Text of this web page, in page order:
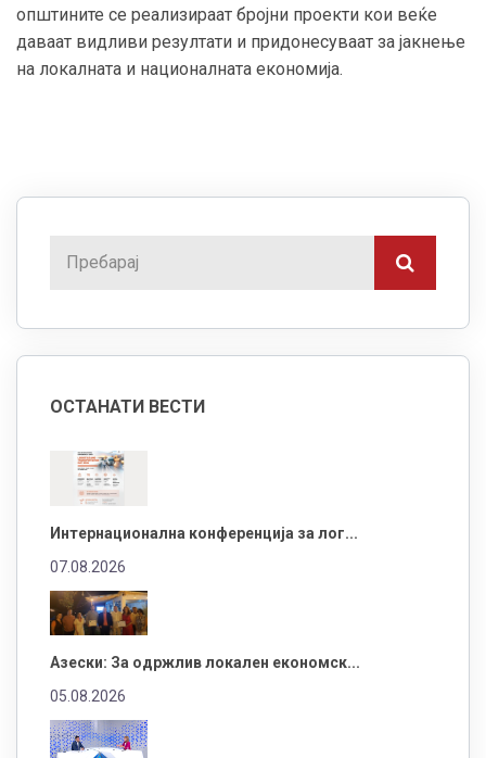
општините се реализираат бројни проекти кои веќе
даваат видливи резултати и придонесуваат за јакнење
на локалната и националната економија.
ОСТАНАТИ ВЕСТИ
Интернационална конференција за лог...
07.08.2026
Азески: За одржлив локален економск...
05.08.2026